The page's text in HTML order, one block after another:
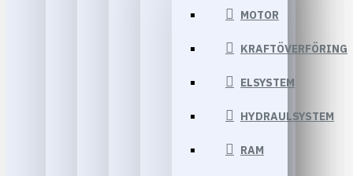
MOTOR
KRAFTÖVERFÖRING
ELSYSTEM
HYDRAULSYSTEM
RAM